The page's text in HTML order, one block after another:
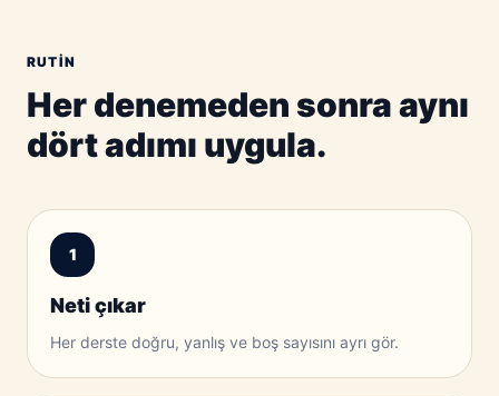
RUTIN
Her denemeden sonra aynı
dört adımı uygula.
1
Neti çıkar
Her derste doğru, yanlış ve boş sayısını ayrı gör.